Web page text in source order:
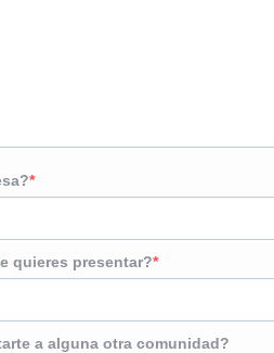
quieres presentar?
a alguna otra comunidad?